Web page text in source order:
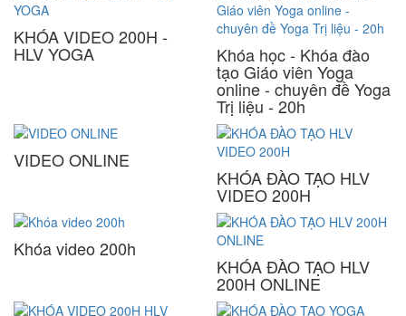
KHÓA VIDEO 200H -
HLV YOGA Khóa học - Khóa đào
tạo Giáo viên Yoga
online - chuyên đề Yoga
Trị liệu - 20h
VIDEO ONLINE
KHÓA ĐÀO TẠO HLV
VIDEO 200H
Khóa video 200h
KHÓA ĐÀO TẠO HLV
200H ONLINE